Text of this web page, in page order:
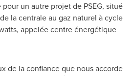
un autre projet de PSEG, situé
la centrale au gaz naturel à cycle
appelée centre énergétique
de la confiance que nous accorde